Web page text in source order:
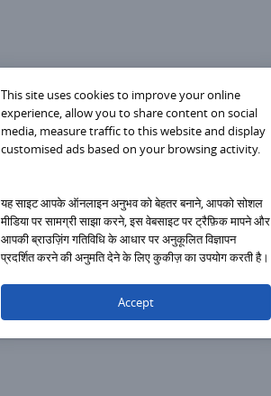
This site uses cookies to improve your online
experience, allow you to share content on social
media, measure traffic to this website and display
customised ads based on your browsing activity.
यह साइट आपके ऑनलाइन अनुभव को बेहतर बनाने, आपको सोशल
मीडिया पर सामग्री साझा करने, इस वेबसाइट पर ट्रैफ़िक मापने और
आपकी ब्राउज़िंग गतिविधि के आधार पर अनुकूलित विज्ञापन
प्रदर्शित करने की अनुमति देने के लिए कुकीज़ का उपयोग करती है।
Accept